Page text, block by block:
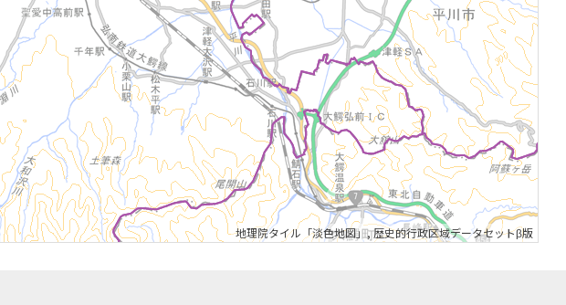
地理院タイル「淡色地図」,歴史的行政区域データセットβ版